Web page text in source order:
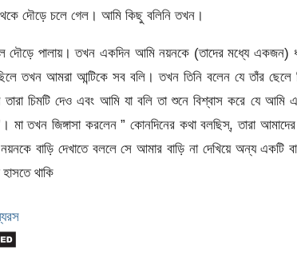
দৌড়ে চলে গেল। আমি কিছু বলিনি তখন।
দৌড়ে পালায়। তখন একদিন আমি নয়নকে (তাদের মধ্যে একজন)
তখন আমরা আন্টিকে সব বলি। তখন তিনি বলেন যে তাঁর
তারা চিমটি দেও এবং আমি যা বলি তা শুনে বিশ্বাস করে যে আমি
মা তখন জিঙ্গাসা করলেন ” কোনদিনের কথা বলছিস্, তারা
বাড়ি দেখাতে বললে সে আমার বাড়ি না দেখিয়ে অন্য একটি
থাকি